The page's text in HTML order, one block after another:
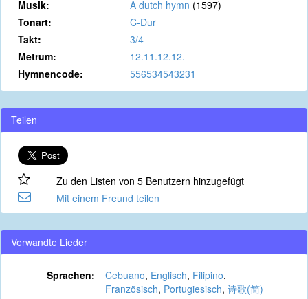
Musik:
A dutch hymn (1597)
Tonart:
C-Dur
Takt:
3/4
Metrum:
12.11.12.12.
Hymnencode:
556534543231
Teilen
Zu den Listen von 5 Benutzern hinzugefügt
Mit einem Freund teilen
Verwandte Lieder
Sprachen: Cebuano, Englisch, Filipino,
Französisch, Portugiesisch, 诗歌(简)